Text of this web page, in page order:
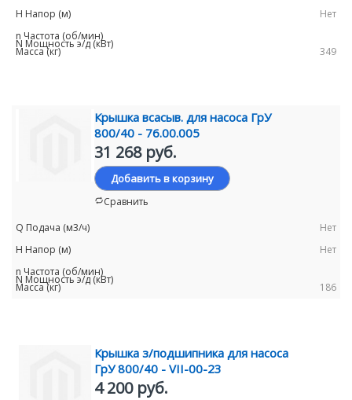
Нет
349
Крышка всасыв. для насоса ГрУ
800/40 - 76.00.005
31 268 руб.
Добавить в корзину
Сравнить
Нет
Нет
186
Крышка з/подшипника для насоса
ГрУ 800/40 - VII-00-23
4 200 руб.